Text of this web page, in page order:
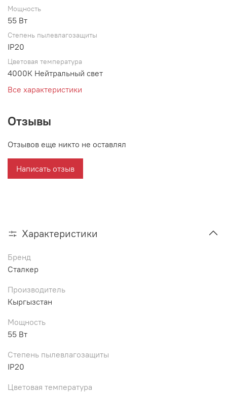
Мощность
55 Вт
Степень пылевлагозащиты
IP20
Цветовая температура
4000К Нейтральный свет
Все характеристики
Отзывы
Отзывов еще никто не оставлял
Написать отзыв
Характеристики
Бренд
Сталкер
Производитель
Кыргызстан
Мощность
55 Вт
Степень пылевлагозащиты
IP20
Цветовая температура